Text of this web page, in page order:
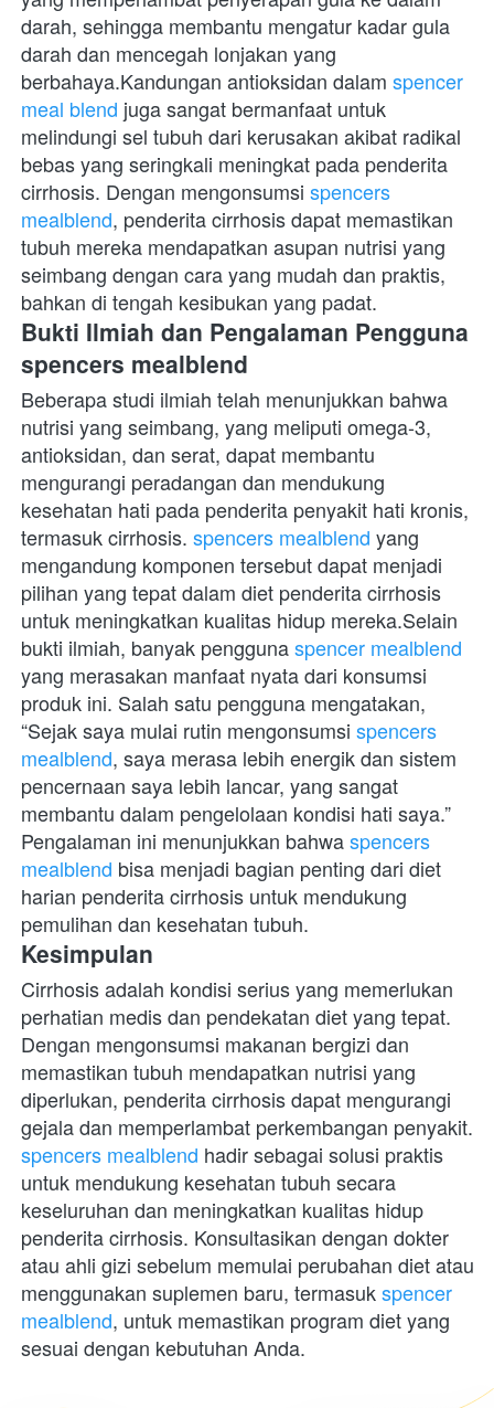
darah, sehingga membantu mengatur kadar gula
darah dan mencegah lonjakan yang
berbahaya.Kandungan antioksidan dalam spencer
meal blend juga sangat bermanfaat untuk
melindungi sel tubuh dari kerusakan akibat radikal
bebas yang seringkali meningkat pada penderita
cirrhosis. Dengan mengonsumsi spencers
mealblend, penderita cirrhosis dapat memastikan
tubuh mereka mendapatkan asupan nutrisi yang
seimbang dengan cara yang mudah dan praktis,
bahkan di tengah kesibukan yang padat.
Bukti Ilmiah dan Pengalaman Pengguna
spencers mealblend
Beberapa studi ilmiah telah menunjukkan bahwa
nutrisi yang seimbang, yang meliputi omega-3,
antioksidan, dan serat, dapat membantu
mengurangi peradangan dan mendukung
kesehatan hati pada penderita penyakit hati kronis,
termasuk cirrhosis. spencers mealblend yang
mengandung komponen tersebut dapat menjadi
pilihan yang tepat dalam diet penderita cirrhosis
untuk meningkatkan kualitas hidup mereka.Selain
bukti ilmiah, banyak pengguna spencer mealblend
yang merasakan manfaat nyata dari konsumsi
produk ini. Salah satu pengguna mengatakan,
“Sejak saya mulai rutin mengonsumsi spencers
mealblend, saya merasa lebih energik dan sistem
pencernaan saya lebih lancar, yang sangat
membantu dalam pengelolaan kondisi hati saya.”
Pengalaman ini menunjukkan bahwa spencers
mealblend bisa menjadi bagian penting dari diet
harian penderita cirrhosis untuk mendukung
pemulihan dan kesehatan tubuh.
Kesimpulan
Cirrhosis adalah kondisi serius yang memerlukan
perhatian medis dan pendekatan diet yang tepat.
Dengan mengonsumsi makanan bergizi dan
memastikan tubuh mendapatkan nutrisi yang
diperlukan, penderita cirrhosis dapat mengurangi
spencers mealblend hadir sebagai solusi praktis
untuk mendukung kesehatan tubuh secara
keseluruhan dan meningkatkan kualitas hidup
penderita cirrhosis. Konsultasikan dengan dokter
atau ahli gizi sebelum memulai perubahan diet atau
menggunakan suplemen baru, termasuk spencer
mealblend, untuk memastikan program diet yang
sesuai dengan kebutuhan Anda.